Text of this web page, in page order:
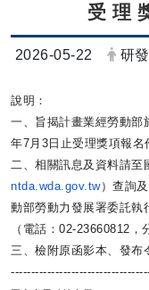
受理
日期：
2026-05-22 發布
研
說明：
一、旨揭計畫業經勞動部
年7月3日止受理獎項報名
二、相關訊息及資料請至
ntda.wda.gov.tw）查詢及
動部勞動力發展署委託執
（電話：02-23660812，
三、檢附原函影本、發布
------------------------------